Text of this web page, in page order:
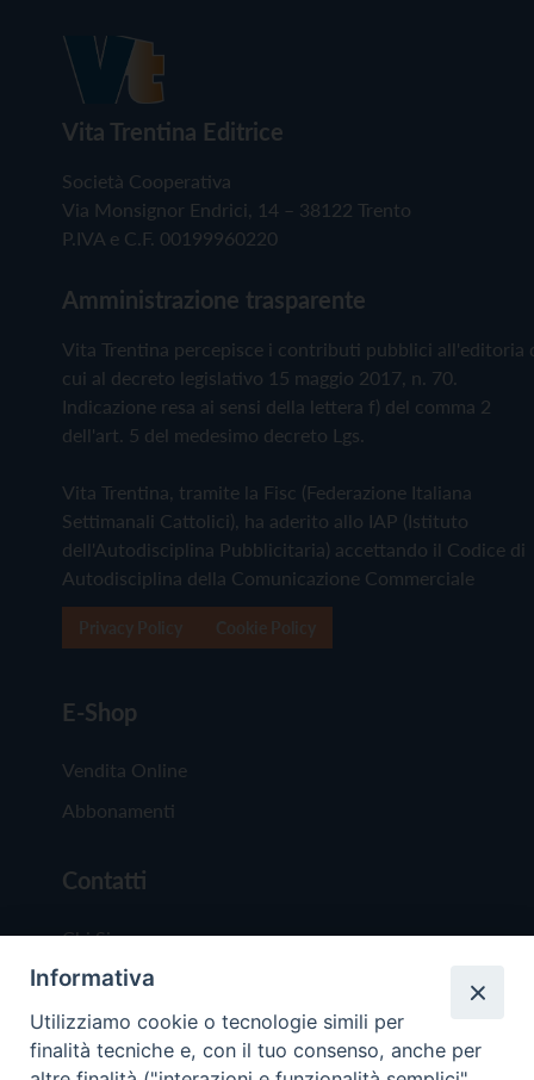
Vita Trentina Editrice
Società Cooperativa
Via Monsignor Endrici, 14 – 38122 Trento
P.IVA e C.F. 00199960220
Amministrazione trasparente
Vita Trentina percepisce i contributi pubblici all'editoria
cui al decreto legislativo 15 maggio 2017, n. 70.
Indicazione resa ai sensi della lettera f) del comma 2
dell'art. 5 del medesimo decreto Lgs.
Vita Trentina, tramite la Fisc (Federazione Italiana
Settimanali Cattolici), ha aderito allo IAP (Istituto
dell'Autodisciplina Pubblicitaria) accettando il Codice di
Autodisciplina della Comunicazione Commerciale
E-Shop
Vendita Online
Abbonamenti
Contatti
Chi Siamo
Redazione
Scrivici
Informativa
Utilizziamo cookie o tecnologie simili per
finalità tecniche e, con il tuo consenso, anche per